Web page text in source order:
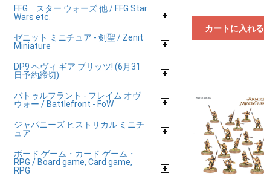
FFG スター ウォーズ 他 / FFG Star
Wars etc.
ゼニット ミニチュア - 剣聖 / Zenit
Miniature
DP9 ヘヴィ ギア ブリッツ! (6月31
日予約締切)
バトゥルフラント - フレイム オヴ
ウォー / Battlefront - FoW
ジャパニーズ ヒストリカル ミニチ
ュア
ボード ゲーム・カード ゲーム・
RPG / Board game, Card game,
RPG
カートに入れる